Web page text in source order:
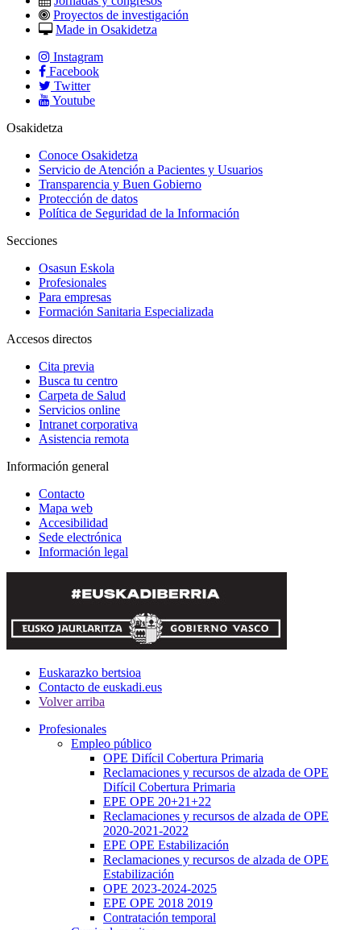
Proyectos de investigación
Made in Osakidetza
Instagram
Facebook
Twitter
Youtube
Osakidetza
Conoce Osakidetza
Servicio de Atención a Pacientes y Usuarios
Transparencia y Buen Gobierno
Protección de datos
Política de Seguridad de la Información
Secciones
Osasun Eskola
Profesionales
Para empresas
Formación Sanitaria Especializada
Accesos directos
Cita previa
Busca tu centro
Carpeta de Salud
Servicios online
Intranet corporativa
Asistencia remota
Información general
Contacto
Mapa web
Accesibilidad
Sede electrónica
Información legal
Euskarazko bertsioa
Contacto de euskadi.eus
Volver arriba
Profesionales
Empleo público
OPE Difícil Cobertura Primaria
Reclamaciones y recursos de alzada de OPE
Difícil Cobertura Primaria
EPE OPE 20+21+22
Reclamaciones y recursos de alzada de OPE
2020-2021-2022
EPE OPE Estabilización
Reclamaciones y recursos de alzada de OPE
Estabilización
OPE 2023-2024-2025
EPE OPE 2018 2019
Contratación temporal